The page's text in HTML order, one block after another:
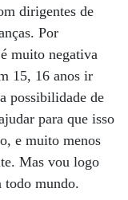
dirigentes de
Por
muito negativa
15, 16 anos ir
possibilidade de
para que isso
e muito menos
Mas vou logo
todo mundo.